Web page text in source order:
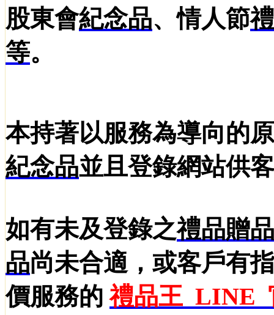
股東會紀念品、情人節
等。
本持著以服務為導向的
紀念品並且登錄網站供
如有未及登錄之禮品贈品
品尚未合適，或客戶有
價服務的禮品王 LINE